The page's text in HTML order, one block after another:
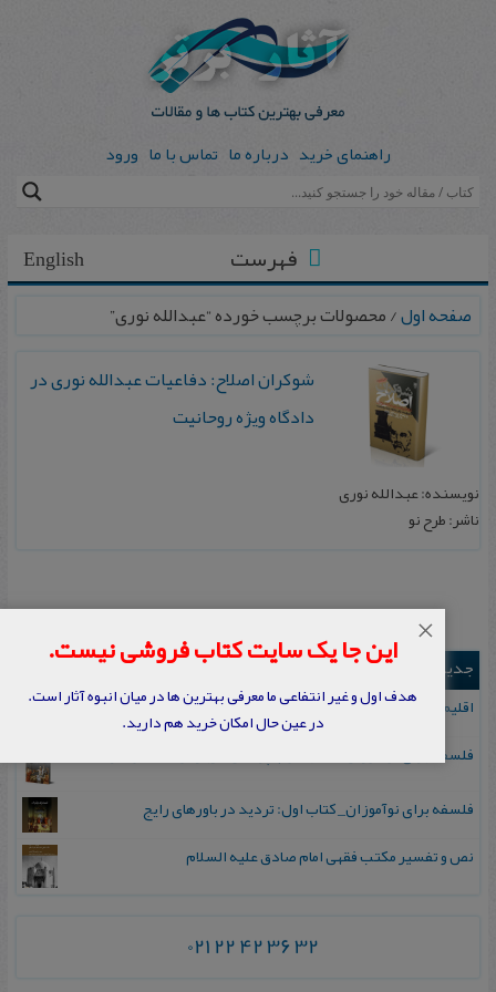
راهنمای خرید درباره ما تماس با ما ورود
English فهرست
صفحه اول/ محصولات برچسب خورده “عبدالله نوری”
شوکران اصلاح: دفاعیات عبدالله نوری در
دادگاه ویژه روحانیت
نویسنده: عبدالله نوری
ناشر: طرح نو
جدیدترین ها
اقلیم مورخان؛ مهارت‌های تاریخ ورزی علمی
فلسفه برای نوآموزان_ کتاب دوم: پرسش درباره واقعیت و معرفت
فلسفه برای نوآموزان_ کتاب اول: تردید در باورهای رایج
نص و تفسیر مکتب فقهی امام صادق علیه السلام
021 22 42 36 32
این جا یک سایت کتاب فروشی نیست.
هدف اول و غیر انتفاعی ما معرفی بهترین ها در میان انبوه آثار است.
در عین حال امکان خرید هم دارید.
×